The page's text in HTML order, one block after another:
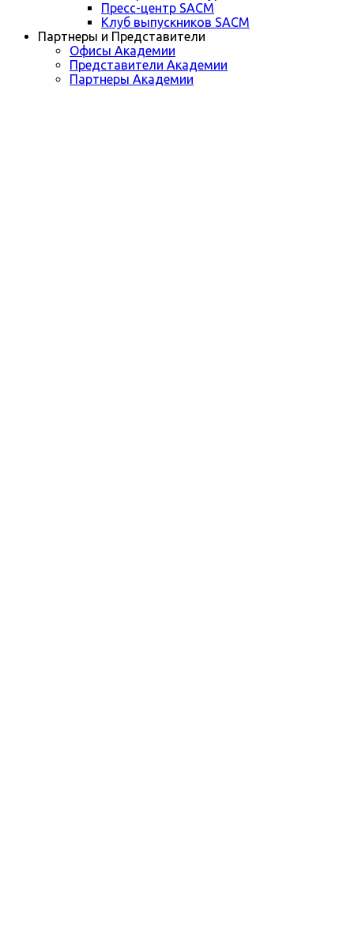
Пресс-центр SACM
Клуб выпускников SACM
Партнеры и Представители
Офисы Академии
Представители Академии
Партнеры Академии